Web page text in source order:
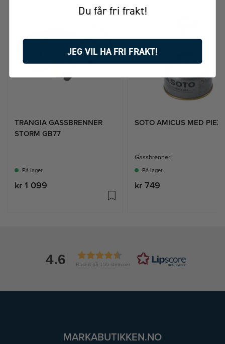
TRANGIA GASSBRENNER
STORM GB77
På lager
kr 1 099
SOTO AMICUS MED
Gassbrenner
På lager
kr 749
4.6 Basert på 155 stemmer
MARKABUTIKKEN.NO
Du får fri frakt!
JEG VIL HA FRI FRAKT!